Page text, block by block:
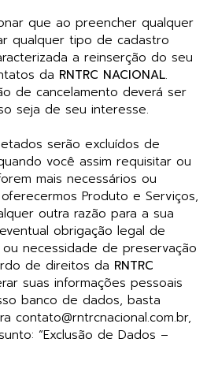
que ao preencher qualquer
qualquer tipo de cadastro
a reinserção do seu
da RNTRC NACIONAL.
de cancelamento deverá ser
seja de seu interesse.
serão excluídos de
você assim requisitar ou
mais necessários ou
Produto e Serviços,
outra razão para a sua
obrigação legal de
necessidade de preservação
de direitos da RNTRC
suas informações pessoais
banco de dados, basta
contato@rntrcnacional.com.br,
“Exclusão de Dados –